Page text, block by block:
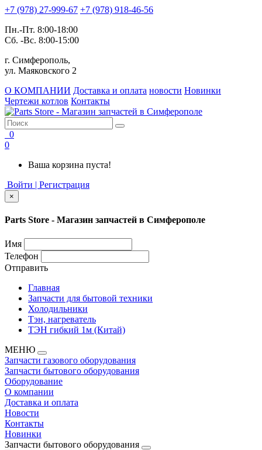
+7 (978) 27-999-67 +7 (978) 918-46-56
Пн.-Пт. 8:00-18:00
Сб. -Вс. 8:00-15:00
г. Симферополь,
ул. Маяковского 2
О КОМПАНИИ Доставка и оплата новости Новинки
Чертежи котлов Контакты
0
0
Ваша корзина пуста!
Войти | Регистрация
×
Parts Store - Магазин запчастей в Симферополе
Имя
Телефон
Отправить
Главная
Запчасти для бытовой техники
Холодильники
Тэн, нагреватель
ТЭН гибкий 1м (Китай)
МЕНЮ
Запчасти газового оборудования
Запчасти бытового оборудования
Оборудование
О компании
Доставка и оплата
Новости
Контакты
Новинки
Запчасти бытового оборудования